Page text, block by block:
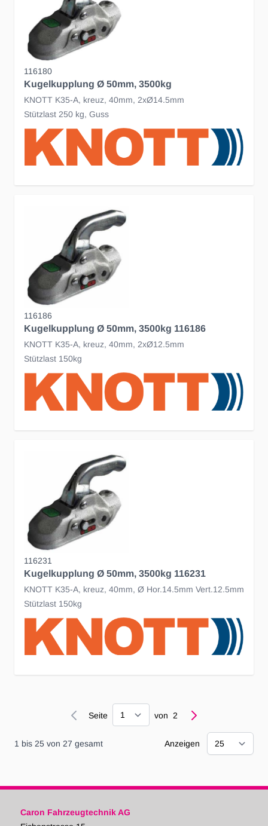
116180
Kugelkupplung Ø 50mm, 3500kg
KNOTT K35-A, kreuz, 40mm, 2xØ14.5mm
Stützlast 250 kg, Guss
116186
Kugelkupplung Ø 50mm, 3500kg 116186
KNOTT K35-A, kreuz, 40mm, 2xØ12.5mm
Stützlast 150kg
116231
Kugelkupplung Ø 50mm, 3500kg 116231
KNOTT K35-A, kreuz, 40mm, Ø Hor.14.5mm Vert.12.5mm
Stützlast 150kg
1 bis 25 von 27 gesamt
Seite von Seite
2
Anzeigen
Caron Fahrzeugtechnik AG